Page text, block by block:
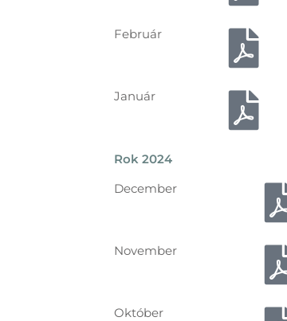
Február
Január
Rok 2024
December
November
Október